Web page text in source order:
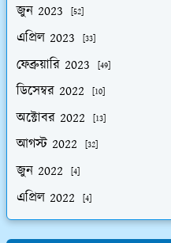
জুন 2023 [52]
এপ্রিল 2023 [33]
ফেব্রুয়ারি 2023 [49]
ডিসেম্বর 2022 [10]
অক্টোবর 2022 [13]
আগস্ট 2022 [32]
জুন 2022 [4]
এপ্রিল 2022 [4]